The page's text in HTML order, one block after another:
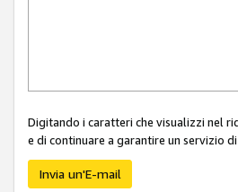
Digitando i caratteri che visualizzi nel
e di continuare a garantire un servizio
Invia un'E-mail